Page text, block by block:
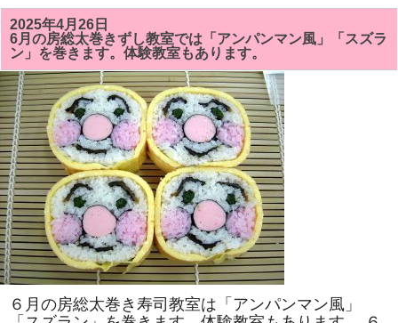
市
「ふ
る
さ
と
納
税」
に
「株
式
会
社
サ
ン
パ
ー
ク・
市
原
ヘ
ル
シ
ー
ク
ッ
キ
2025年4月26日
6月の房総太巻きずし教室では「アンパンマン風」「スズラ
ン」を巻きます。体験教室もあります。
６月の房総太巻き寿司教室は「アンパンマン風」